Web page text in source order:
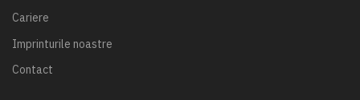
Cariere
Imprinturile noastre
Contact